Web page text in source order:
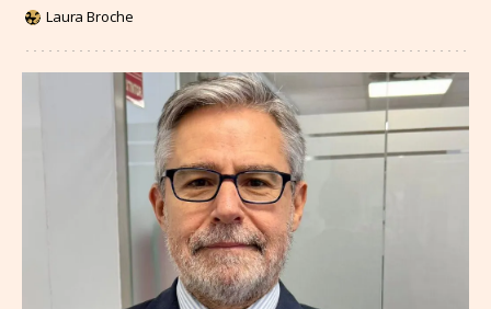
Laura Broche